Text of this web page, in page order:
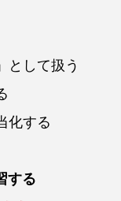
として扱う
化する
する